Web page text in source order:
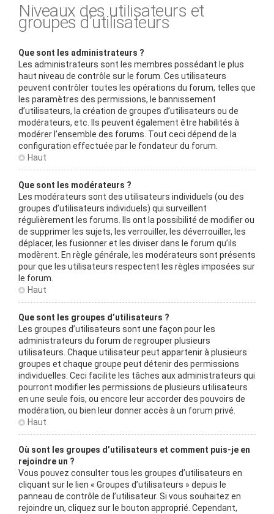
Niveaux des utilisateurs et
groupes d’utilisateurs
Que sont les administrateurs ?
Les administrateurs sont les membres possédant le plus
haut niveau de contrôle sur le forum. Ces utilisateurs
peuvent contrôler toutes les opérations du forum, telles que
les paramètres des permissions, le bannissement
d’utilisateurs, la création de groupes d’utilisateurs ou de
modérateurs, etc. Ils peuvent également être habilités à
modérer l’ensemble des forums. Tout ceci dépend de la
configuration effectuée par le fondateur du forum.
Haut
Que sont les modérateurs ?
Les modérateurs sont des utilisateurs individuels (ou des
groupes d’utilisateurs individuels) qui surveillent
régulièrement les forums. Ils ont la possibilité de modifier ou
de supprimer les sujets, les verrouiller, les déverrouiller, les
déplacer, les fusionner et les diviser dans le forum qu’ils
modèrent. En règle générale, les modérateurs sont présents
pour que les utilisateurs respectent les règles imposées sur
le forum.
Haut
Que sont les groupes d’utilisateurs ?
Les groupes d’utilisateurs sont une façon pour les
administrateurs du forum de regrouper plusieurs
utilisateurs. Chaque utilisateur peut appartenir à plusieurs
groupes et chaque groupe peut détenir des permissions
individuelles. Ceci facilite les tâches aux administrateurs qui
pourront modifier les permissions de plusieurs utilisateurs
en une seule fois, ou encore leur accorder des pouvoirs de
modération, ou bien leur donner accès à un forum privé.
Haut
Où sont les groupes d’utilisateurs et comment puis-je en
rejoindre un ?
Vous pouvez consulter tous les groupes d’utilisateurs en
cliquant sur le lien « Groupes d’utilisateurs » depuis le
panneau de contrôle de l’utilisateur. Si vous souhaitez en
rejoindre un, cliquez sur le bouton approprié. Cependant,